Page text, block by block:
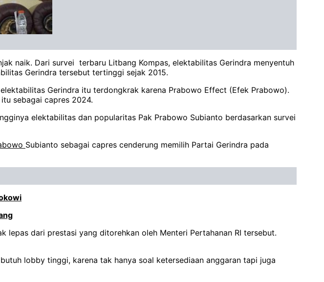
naik. Dari survei terbaru Litbang Kompas, elektabilitas Gerindra menyentuh
Gerindra tersebut tertinggi sejak 2015.
Gerindra itu terdongkrak karena Prabowo Effect (Efek Prabowo).
sebagai capres 2024.
elektabilitas dan popularitas Pak Prabowo Subianto berdasarkan survei
Subianto sebagai capres cenderung memilih Partai Gerindra pada
dari prestasi yang ditorehkan oleh Menteri Pertahanan RI tersebut.
lobby tinggi, karena tak hanya soal ketersediaan anggaran tapi juga